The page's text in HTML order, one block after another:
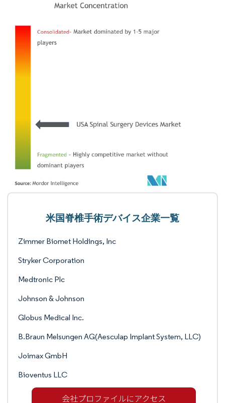
米国脊椎手術デバイス企業一覧
Zimmer Biomet Holdings, Inc
Stryker Corporation
Medtronic Plc
Johnson & Johnson
Globus Medical Inc.
B.Braun Melsungen AG(Aesculap Implant System, LLC)
Joimax GmbH
Bioventus LLC